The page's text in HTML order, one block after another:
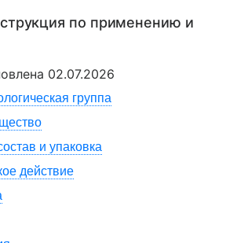
по применению и
02.07.2026
группа
и упаковка
действие